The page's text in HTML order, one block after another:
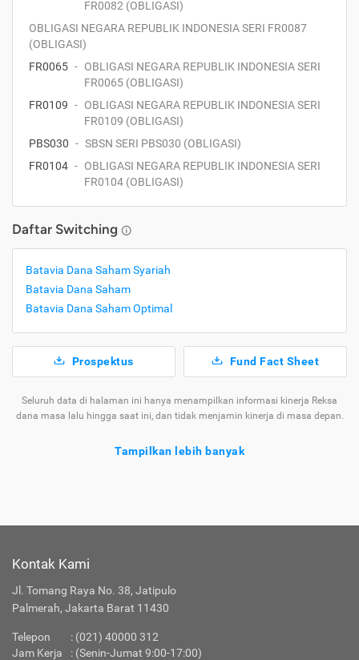
FR0082 (OBLIGASI)
OBLIGASI NEGARA REPUBLIK INDONESIA SERI FR0087
(OBLIGASI)
FR0065 - OBLIGASI NEGARA REPUBLIK INDONESIA SERI
FR0065 (OBLIGASI)
FR0109 - OBLIGASI NEGARA REPUBLIK INDONESIA SERI
FR0109 (OBLIGASI)
PBS030 - SBSN SERI PBS030 (OBLIGASI)
FR0104 - OBLIGASI NEGARA REPUBLIK INDONESIA SERI
FR0104 (OBLIGASI)
Daftar Switching
Batavia Dana Saham Syariah
Batavia Dana Saham
Batavia Dana Saham Optimal
Prospektus Fund Fact Sheet
Seluruh data di halaman ini hanya menampilkan informasi kinerja Reksa
dana masa lalu hingga saat ini, dan tidak menjamin kinerja di masa depan.
Tampilkan lebih banyak
Apakah Layanan Reksa Dana di Cermati Aman?
Kontak Kami
Jl. Tomang Raya No. 38, Jatipulo
Palmerah, Jakarta Barat 11430
Telepon : (021) 40000 312
Jam Kerja
: (Senin-Jumat 9:00-17:00)